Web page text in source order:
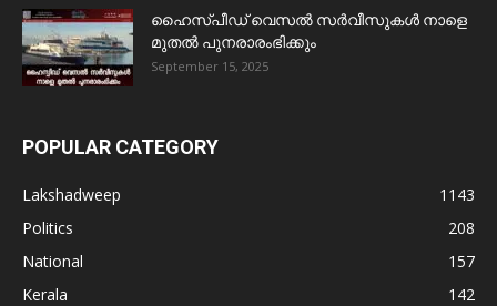
ഹൈസ്പീഡ് വെസൽ സർവീസുകൾ നാളെ
മുതൽ പുനരാരംഭിക്കും
September 15, 2025
POPULAR CATEGORY
Lakshadweep
1143
Politics
208
National
157
Kerala
142